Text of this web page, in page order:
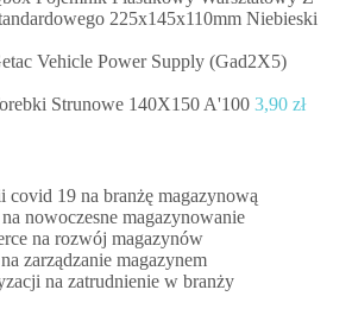
225x145x110mm Niebieski
Vehicle Power Supply (Gad2X5)
Strunowe 140X150 A'100 3,90 zł
covid 19 na branżę magazynową
nowoczesne magazynowanie
na rozwój magazynów
zarządzanie magazynem
na zatrudnienie w branży